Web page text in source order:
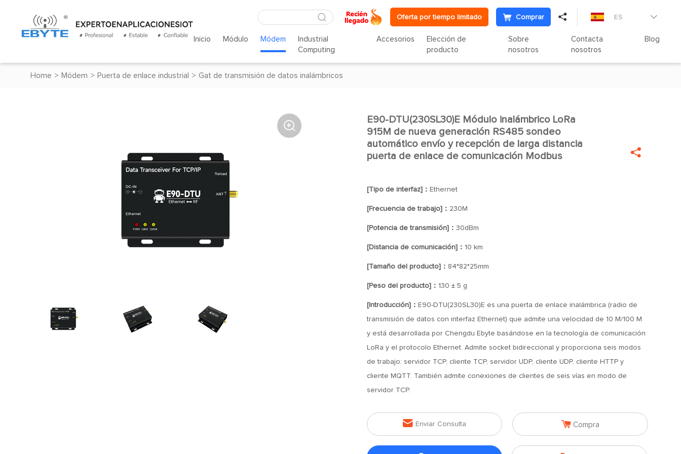
Oferta por tiempo limitado Comprar  ES 
Inicio Módulo Módem
Industrial
Computing
Accesorios
Elección de
producto
Sobre
nosotros
Contacta
nosotros
Blog
Home > Módem > Puerta de enlace industrial > Gat de transmisión de datos inalámbricos
 
E90-DTU(230SL30)E Módulo inalámbrico LoRa
915M de nueva generación RS485 sondeo
automático envío y recepción de larga distancia
puerta de enlace de comunicación Modbus

[Tipo de interfaz]： Ethernet
[Frecuencia de trabajo]： 230M
[Potencia de transmisión]： 30dBm
[Distancia de comunicación]： 10 km
[Tamaño del producto]： 84*82*25mm
[Peso del producto]： 130 ± 5 g
[Introducción]： E90-DTU(230SL30)E es una puerta de enlace inalámbrica (radio de
transmisión de datos con interfaz Ethernet) que admite una velocidad de 10 M/100 M
y está desarrollada por Chengdu Ebyte basándose en la tecnología de comunicación
LoRa y el protocolo Ethernet. Admite socket bidireccional y proporciona seis modos
de trabajo: servidor TCP, cliente TCP, servidor UDP, cliente UDP, cliente HTTP y
cliente MQTT. También admite conexiones de clientes de seis vías en modo de
servidor TCP.
 Enviar Consulta  Compra